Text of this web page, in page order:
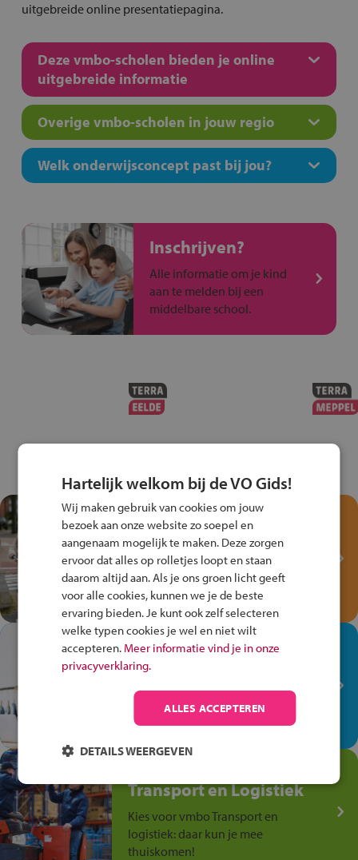
uitgebreide online presentatiepagina.
Deze vmbo-scholen bieden je online
uitgebreide informatie
Overige vmbo-scholen in jouw regio
Welk onderwijsconcept past bij jou?
Inschrijven?
Alle informatie om je kind
aan te melden bij een
middelbare school.
Test je kennis met het
Fiets Veilig
Verkeersspel!
Speel het Fiets Veilig Verkeersspel
en win een Cortina-fiets!
In de winkel ben je op je
plek!
Ontdek via het vmbo jouw talent
op de winkelvloer, waar elke dag
anders is!
Transport en Logistiek
Kies voor vmbo Transport en
logistiek: daar kun je mee
thuiskomen!
Hartelijk welkom bij de VO Gids!
Wij maken gebruik van cookies om jouw
bezoek aan onze website zo soepel en
aangenaam mogelijk te maken. Deze zorgen
ervoor dat alles op rolletjes loopt en staan
daarom altijd aan. Als je ons groen licht geeft
voor alle cookies, kunnen we je de beste
ervaring bieden. Je kunt ook zelf selecteren
welke typen cookies je wel en niet wilt
accepteren. Meer informatie vind je in onze
privacyverklaring.
ALLES ACCEPTEREN
DETAILS WEERGEVEN